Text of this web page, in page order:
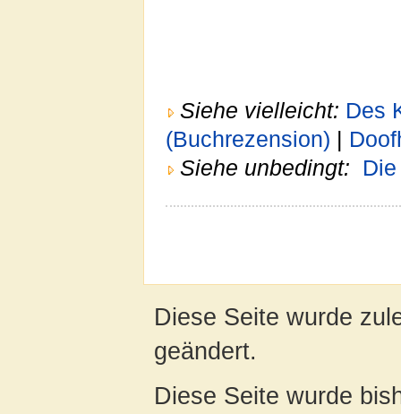
Siehe vielleicht: Des
(Buchrezension)
Siehe unbedingt:
Diese Seite wurde
geändert.
Diese Seite wurde